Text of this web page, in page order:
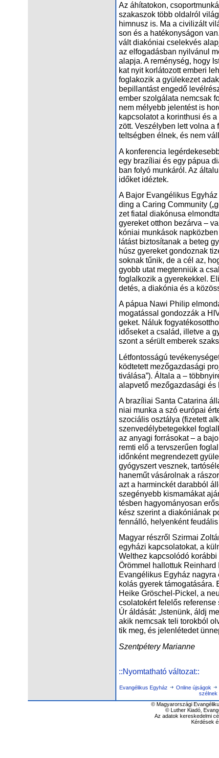
Az áhí­ta­to­kon,
szaka­szok több ol­dal­ról
him­nusz is. Ma a ci­vi­li­zált
son és a ha­té­kony­sá­gon
vált dia­kó­ni­ai cse­lek­vés
az el­fo­ga­dás­ban nyil­vá­nul
alap­ja. A re­mény­ség, hogy
kat nyit kor­lá­to­zott em­be­ri
fog­la­ko­zik a gyü­le­ke­zet
be­pil­lan­tást en­ge­dő
em­ber szol­gá­la­ta nem­csak
nem mé­lyebb je­len­tést is
kap­cso­la­tot a ko­rinthu­si és
zött. Ve­szély­ben lett vol­na
telt­ség­ben él­nek, és nem
A kon­fe­ren­cia
egy bra­zí­li­ai és egy pá­pua
ban fo­lyó mun­ká­ról. Az
idő­ket idéz­tek.
A Ba­jor Evan­gé­li­kus
ding a Ca­ring Com­mu­nity
zet fi­a­tal di­a­kó­nu­sa
gye­re­ket ott­hon be­zár­va –
kó­ni­ai mun­ká­sok
lá­tást biz­to­sí­ta­nak a be­teg
húsz gye­re­ket gon­doz­nak
sok­nak tű­nik, de a cél az,
gyobb utat meg­ten­ni­ük a
fog­lal­ko­zik a gye­re­kek­kel.
de­tés, a dia­kó­nia és a
A pá­pua Na­wi Phi­lip
mo­ga­tás­sal gon­doz­zák a
ge­ket. Ná­luk
idő­se­ket a csa­lád, il­let­ve a
szont a sé­rült em­be­rek
Lét­fon­tos­sá­gú
köd­te­tett me­ző­gaz­da­sá­gi
ti­vá­lá­sa”). Ál­ta­la a –
alap­ve­tő me­ző­gaz­da­sá­gi
A bra­zí­li­ai San­ta Ca­tar­ina
ni­ai mun­ka a szó eu­ró­pai
szo­ci­á­lis osz­tá­lya (fi­ze­tett
szen­ve­dély­be­te­gek­kel
az anya­gi for­rá­so­kat – a
rem­ti elő a terv­sze­rű­en
időn­ként meg­ren­de­zett
gyógy­szert vesz­nek,
ha­ne­műt vá­sá­rol­nak a
azt a har­minc­két da­rab­ból
sze­gé­nyebb kis­ma­má­kat
tésben ha­gyo­mányosan
kész sze­rint a dia­kó­ni­á­nak
fenn­ál­ló, he­lyen­ként
Ma­gyar rész­ről Szir­mai
egy­há­zi kap­cso­la­to­kat, a
Welt­hez kap­cso­ló­dó
Öröm­mel hal­lot­tuk
Evan­gé­li­kus Egy­ház
ko­lás gye­rek tá­mo­ga­tá­sá­ra.
Hei­ke Grös­chel-Pic­kel, a
cso­la­to­kért fe­le­lős
Úr ál­dá­sát: „Is­te­nünk, áldj
akik nem­csak te­li to­rok­ból
tik meg, és je­len­lé­te­det
Szent­pé­tery Ma­ri­anne
::Nyomtatható változat::
Evangélikus Egyház
Online újságok
szél­nek
© Magyarországi
© Luther Kiadó,
Az adatok kereskedelmi
Kérdések